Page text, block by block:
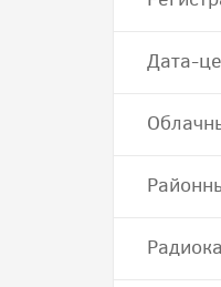
Дата-